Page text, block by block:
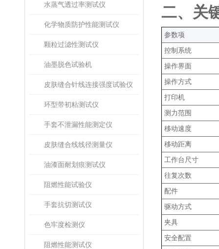
水蒸气透过率测试仪
化学物质防护性能测试仪
颗粒过滤性测试仪
油墨脱色试验机
皮肤缝合针线连接强度试验仪
环型带初粘测试仪
手套不泄漏性能测定仪
皮肤缝合线线径测量仪
油漆面耐划痕测试仪
阻燃性能试验仪
手套抗切测试仪
色牢度检测仪
阻燃性能测试仪
二、关
‌参数项‌
控制系统
操作界面
操作方式
打印机
测力范围
移动速度
移动距离
工作台尺寸
往复次数
配件
驱动方式
夹具
安全配置